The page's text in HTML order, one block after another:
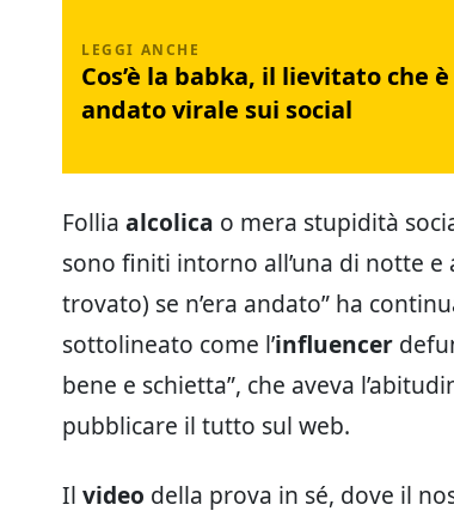
Cos’è la babka, il lievitato che è
andato virale sui social
Follia alcolica o mera stupidità
sono finiti intorno all’una di notte
trovato) se n’era andato” ha
sottolineato come l’influencer
bene e schietta”, che aveva
pubblicare il tutto sul web.
Il video della prova in sé, dove il